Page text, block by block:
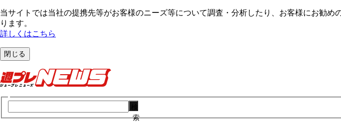
当サイトでは当社の提携先等がお客様のニーズ等について調査・分析したり、お客様にお勧め
ります。
詳しくはこちら
閉じる
索